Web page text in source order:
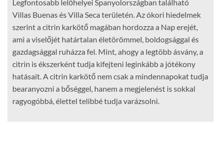
Legfontosabb lelőhelyei Spanyolországban található
Villas Buenas és Villa Seca területén. Az ókori hiedelmek
szerint a citrin karkötő magában hordozza a Nap erejét,
ami a viselőjét határtalan életörömmel, boldogsággal és
gazdagsággal ruházza fel. Mint, ahogy a legtöbb ásvány, a
citrin is ékszerként tudja kifejteni leginkább a jótékony
hatásait. A citrin karkötő nem csak a mindennapokat tudja
bearanyozni a bőséggel, hanem a megjelenést is sokkal
ragyogóbbá, élettel telibbé tudja varázsolni.